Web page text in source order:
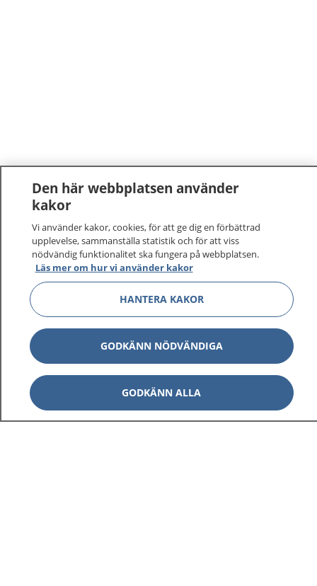
Den här webbplatsen använder
kakor
Vi använder kakor, cookies, för att ge dig en förbättrad
upplevelse, sammanställa statistik och för att viss
nödvändig funktionalitet ska fungera på webbplatsen.
Läs mer om hur vi använder kakor
HANTERA KAKOR
GODKÄNN NÖDVÄNDIGA
GODKÄNN ALLA